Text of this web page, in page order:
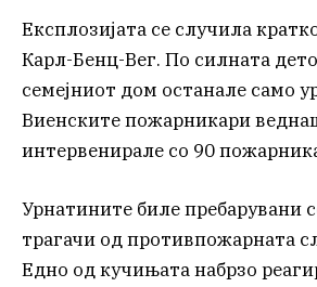
Експлозијата се случила
Карл-Бенц-Вег. По силната
семејниот дом останале само
Виенските пожарникари
интервенирале со 90
Урнатините биле пребарувани
трагачи од противпожарната
Едно од кучињата набрзо